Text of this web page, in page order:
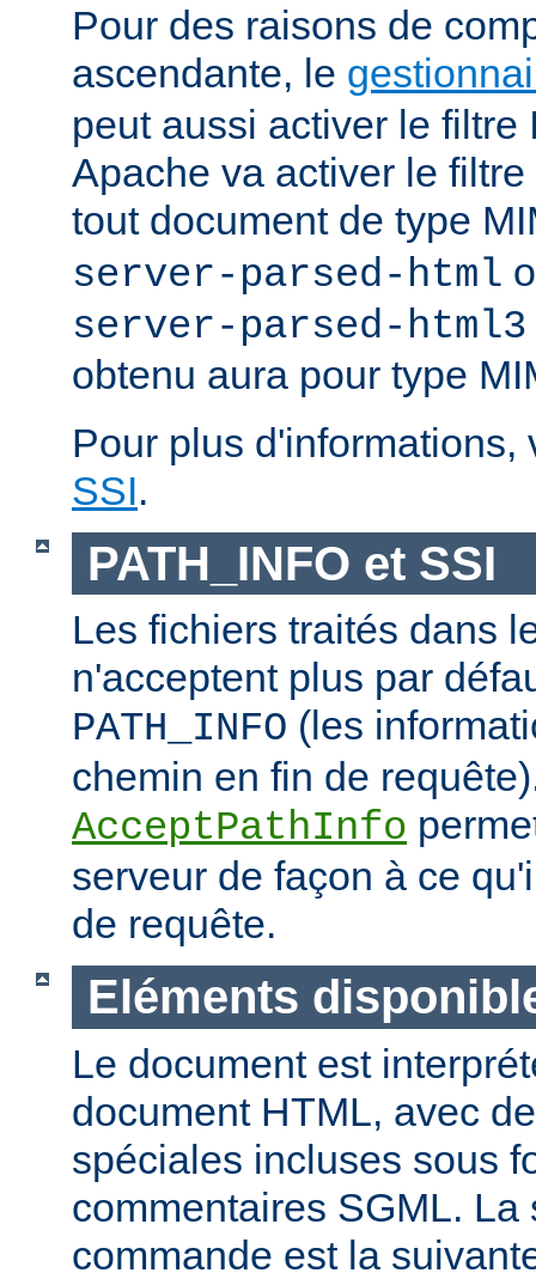
Pour des raisons de
ascendante, le
peut aussi activer le filtre
Apache va activer le
tout document de type
server-parsed-html
server-parsed-html3
obtenu aura pour type
Pour plus
SSI.
PATH_INFO et SSI
Les fichiers traités dans
n'acceptent plus par
PATH_INFO (les
chemin en fin de
AcceptPathInfo
serveur de façon à ce
de requête.
Eléments
Le document est
document HTML, avec
spéciales incluses sous
commentaires SGML. La
commande est la